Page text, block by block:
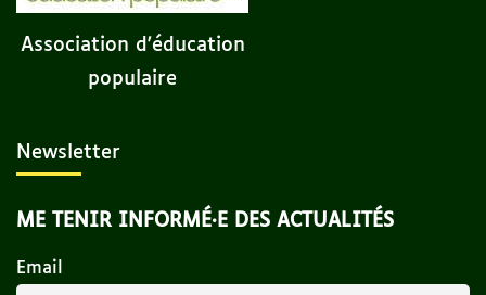
Association d'éducation
populaire
Newsletter
ME TENIR INFORMÉ·E DES ACTUALITÉS
Email